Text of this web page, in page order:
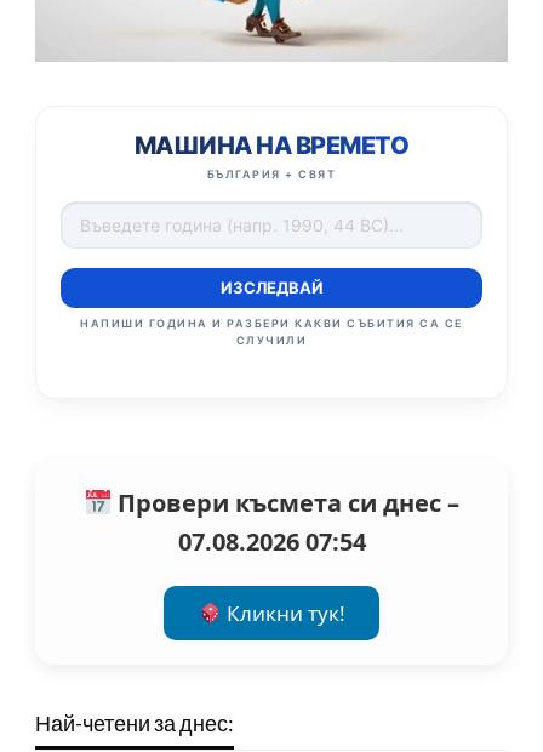
МАШИНА НА ВРЕМЕТО
БЪЛГАРИЯ + СВЯТ
ИЗСЛЕДВАЙ
НАПИШИ ГОДИНА И РАЗБЕРИ КАКВИ СЪБИТИЯ СА СЕ
СЛУЧИЛИ
Провери късмета си днес –
07.08.2026 07:54
Кликни тук!
Най-четени за днес: